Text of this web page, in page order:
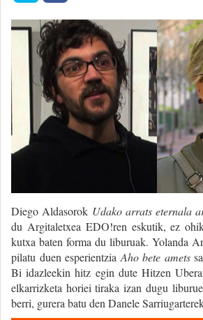
Diego Aldasorok Udako arrats eternala
du Argitaletxea EDO!ren eskutik, ez
kutxa baten forma du liburuak. Yolanda
pilatu duen esperientzia Aho bete amets
Bi idazleekin hitz egin dute Hitzen
elkarrizketa horiei tiraka izan dugu
berri, gurera batu den Danele